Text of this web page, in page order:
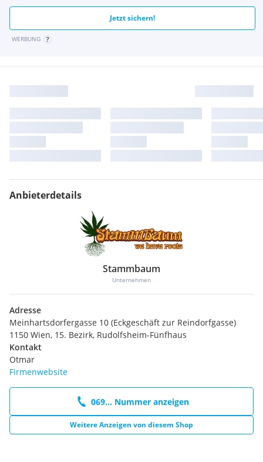
Jetzt sichern!
WERBUNG
Anbieterdetails
Stammbaum
Unternehmen
Adresse
Meinhartsdorfergasse 10 (Eckgeschäft zur Reindorfgasse)
1150 Wien, 15. Bezirk, Rudolfsheim-Fünfhaus
Kontakt
Otmar
Firmenwebsite
069... Nummer anzeigen
Weitere Anzeigen von diesem Shop